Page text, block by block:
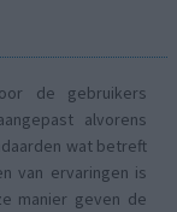
de gebruikers
alvorens
wat betreft
van ervaringen is
manier geven de